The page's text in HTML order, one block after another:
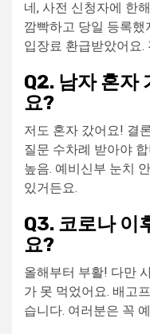
네, 사전 신청자에 한
깜빡하고 당일 등록했
입장료 환급받았어요.
Q2. 남자 혼자
요?
저도 혼자 갔어요! 결
질문 수차례 받아야
높음. 예비신부 눈치
있거든요.
Q3. 코로나 이
요?
올해부터 부활! 다만
가 못 먹었어요. 배고
습니다. 여러분은 꼭